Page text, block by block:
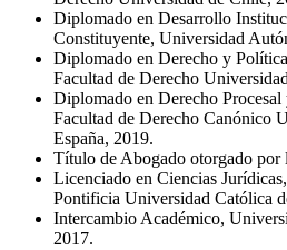
Diplomado en Desarrollo
Constituyente, Universidad
Diplomado en Derecho y
Facultad de Derecho
Diplomado en Derecho
Facultad de Derecho Canónico
España, 2019.
Título de Abogado otorgado por
Licenciado en Ciencias
Pontificia Universidad Católica
Intercambio Académico,
2017.